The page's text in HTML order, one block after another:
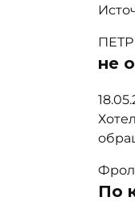
ПЕТР
не
Фрол
По